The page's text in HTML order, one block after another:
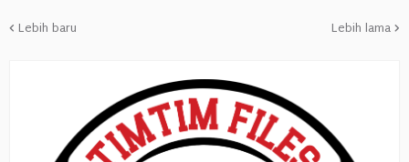
Lebih baru Lebih lama